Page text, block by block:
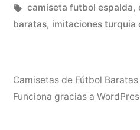
en
Etiquetas:
camiseta futbol espalda,
baratas, imitaciones turquia
Camisetas de Fútbol
Funciona gracias a